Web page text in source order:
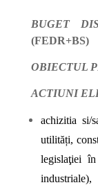
BUGET
(FEDR+BS)
OBIECTUL
ACTIUNI
achizitia si/
utilități,
legislaţiei
industriale),